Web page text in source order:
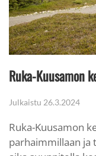
Ruka-Kuusamon
Julkaistu 26.3.2024
Ruka-Kuusamon
parhaimmillaan ja